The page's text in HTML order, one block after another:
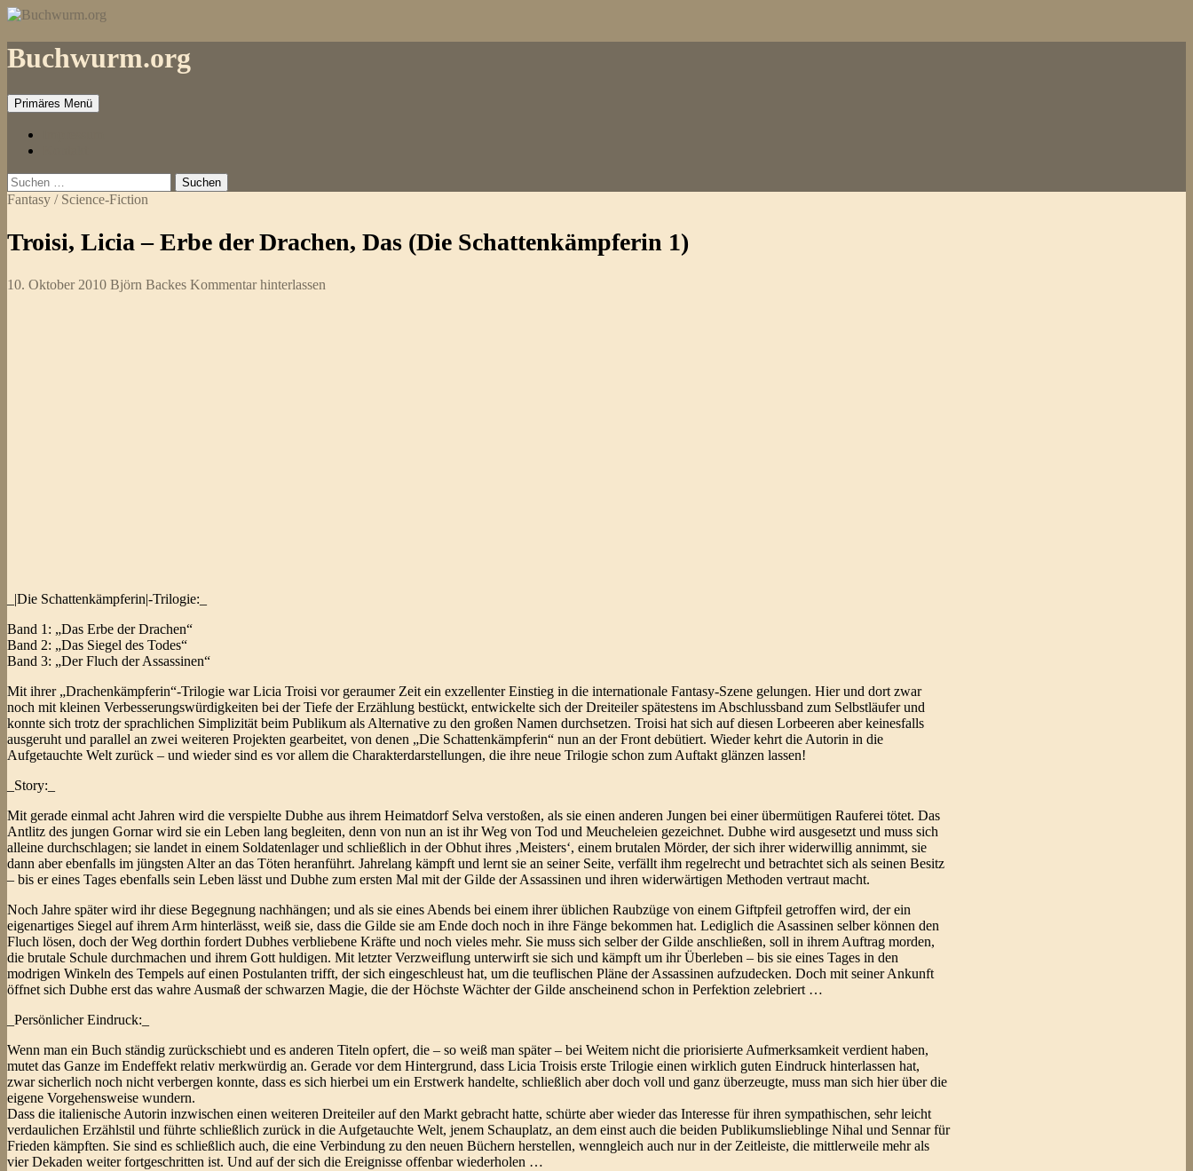
Zum
springen
Buchwurm.org
Primäres Menü
Suchen
nach:
Fantasy / Science-Fiction
Troisi, Licia – Erbe der Drachen, Das (Die Schattenkämpferin 1)
10. Oktober 2010 Björn Backes Kommentar hinterlassen
_|Die Schattenkämpferin|-Trilogie:_
Band 1: „Das Erbe der Drachen“
Band 2: „Das Siegel des Todes“
Band 3: „Der Fluch der Assassinen“
Mit ihrer „Drachenkämpferin“-Trilogie war Licia Troisi vor geraumer Zeit ein exzellenter Einstieg in die internationale Fantasy-Szene gelungen. Hier und dort zwar
noch mit kleinen Verbesserungswürdigkeiten bei der Tiefe der Erzählung bestückt, entwickelte sich der Dreiteiler spätestens im Abschlussband zum Selbstläufer und
konnte sich trotz der sprachlichen Simplizität beim Publikum als Alternative zu den großen Namen durchsetzen. Troisi hat sich auf diesen Lorbeeren aber keinesfalls
ausgeruht und parallel an zwei weiteren Projekten gearbeitet, von denen „Die Schattenkämpferin“ nun an der Front debütiert. Wieder kehrt die Autorin in die
Aufgetauchte Welt zurück – und wieder sind es vor allem die Charakterdarstellungen, die ihre neue Trilogie schon zum Auftakt glänzen lassen!
_Story:_
Mit gerade einmal acht Jahren wird die verspielte Dubhe aus ihrem Heimatdorf Selva verstoßen, als sie einen anderen Jungen bei einer übermütigen Rauferei tötet. Das
Antlitz des jungen Gornar wird sie ein Leben lang begleiten, denn von nun an ist ihr Weg von Tod und Meucheleien gezeichnet. Dubhe wird ausgesetzt und muss sich
alleine durchschlagen; sie landet in einem Soldatenlager und schließlich in der Obhut ihres ‚Meisters‘, einem brutalen Mörder, der sich ihrer widerwillig annimmt, sie
dann aber ebenfalls im jüngsten Alter an das Töten heranführt. Jahrelang kämpft und lernt sie an seiner Seite, verfällt ihm regelrecht und betrachtet sich als seinen Besitz
– bis er eines Tages ebenfalls sein Leben lässt und Dubhe zum ersten Mal mit der Gilde der Assassinen und ihren widerwärtigen Methoden vertraut macht.
Noch Jahre später wird ihr diese Begegnung nachhängen; und als sie eines Abends bei einem ihrer üblichen Raubzüge von einem Giftpfeil getroffen wird, der ein
eigenartiges Siegel auf ihrem Arm hinterlässt, weiß sie, dass die Gilde sie am Ende doch noch in ihre Fänge bekommen hat. Lediglich die Asassinen selber können den
Fluch lösen, doch der Weg dorthin fordert Dubhes verbliebene Kräfte und noch vieles mehr. Sie muss sich selber der Gilde anschließen, soll in ihrem Auftrag morden,
die brutale Schule durchmachen und ihrem Gott huldigen. Mit letzter Verzweiflung unterwirft sie sich und kämpft um ihr Überleben – bis sie eines Tages in den
modrigen Winkeln des Tempels auf einen Postulanten trifft, der sich eingeschleust hat, um die teuflischen Pläne der Assassinen aufzudecken. Doch mit seiner Ankunft
öffnet sich Dubhe erst das wahre Ausmaß der schwarzen Magie, die der Höchste Wächter der Gilde anscheinend schon in Perfektion zelebriert …
_Persönlicher Eindruck:_
Wenn man ein Buch ständig zurückschiebt und es anderen Titeln opfert, die – so weiß man später – bei Weitem nicht die priorisierte Aufmerksamkeit verdient haben,
mutet das Ganze im Endeffekt relativ merkwürdig an. Gerade vor dem Hintergrund, dass Licia Troisis erste Trilogie einen wirklich guten Eindruck hinterlassen hat,
zwar sicherlich noch nicht verbergen konnte, dass es sich hierbei um ein Erstwerk handelte, schließlich aber doch voll und ganz überzeugte, muss man sich hier über die
eigene Vorgehensweise wundern.
Dass die italienische Autorin inzwischen einen weiteren Dreiteiler auf den Markt gebracht hatte, schürte aber wieder das Interesse für ihren sympathischen, sehr leicht
verdaulichen Erzählstil und führte schließlich zurück in die Aufgetauchte Welt, jenem Schauplatz, an dem einst auch die beiden Publikumslieblinge Nihal und Sennar für
Frieden kämpften. Sie sind es schließlich auch, die eine Verbindung zu den neuen Büchern herstellen, wenngleich auch nur in der Zeitleiste, die mittlerweile mehr als
vier Dekaden weiter fortgeschritten ist. Und auf der sich die Ereignisse offenbar wiederholen …